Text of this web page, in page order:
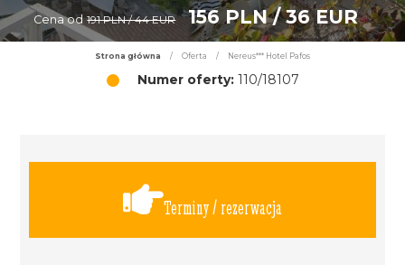
Cena od 191 PLN / 44 EUR 156 PLN / 36 EUR
Strona główna / Oferta / Nereus*** Hotel Pafos
Numer oferty:110/18107
Terminy / rezerwacja